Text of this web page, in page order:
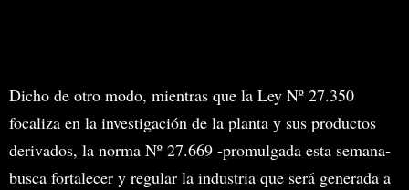
Dicho de otro modo, mientras que la Ley Nº 27.350
focaliza en la investigación de la planta y sus productos
derivados, la norma Nº 27.669 -promulgada esta semana-
busca fortalecer y regular la industria que será generada a